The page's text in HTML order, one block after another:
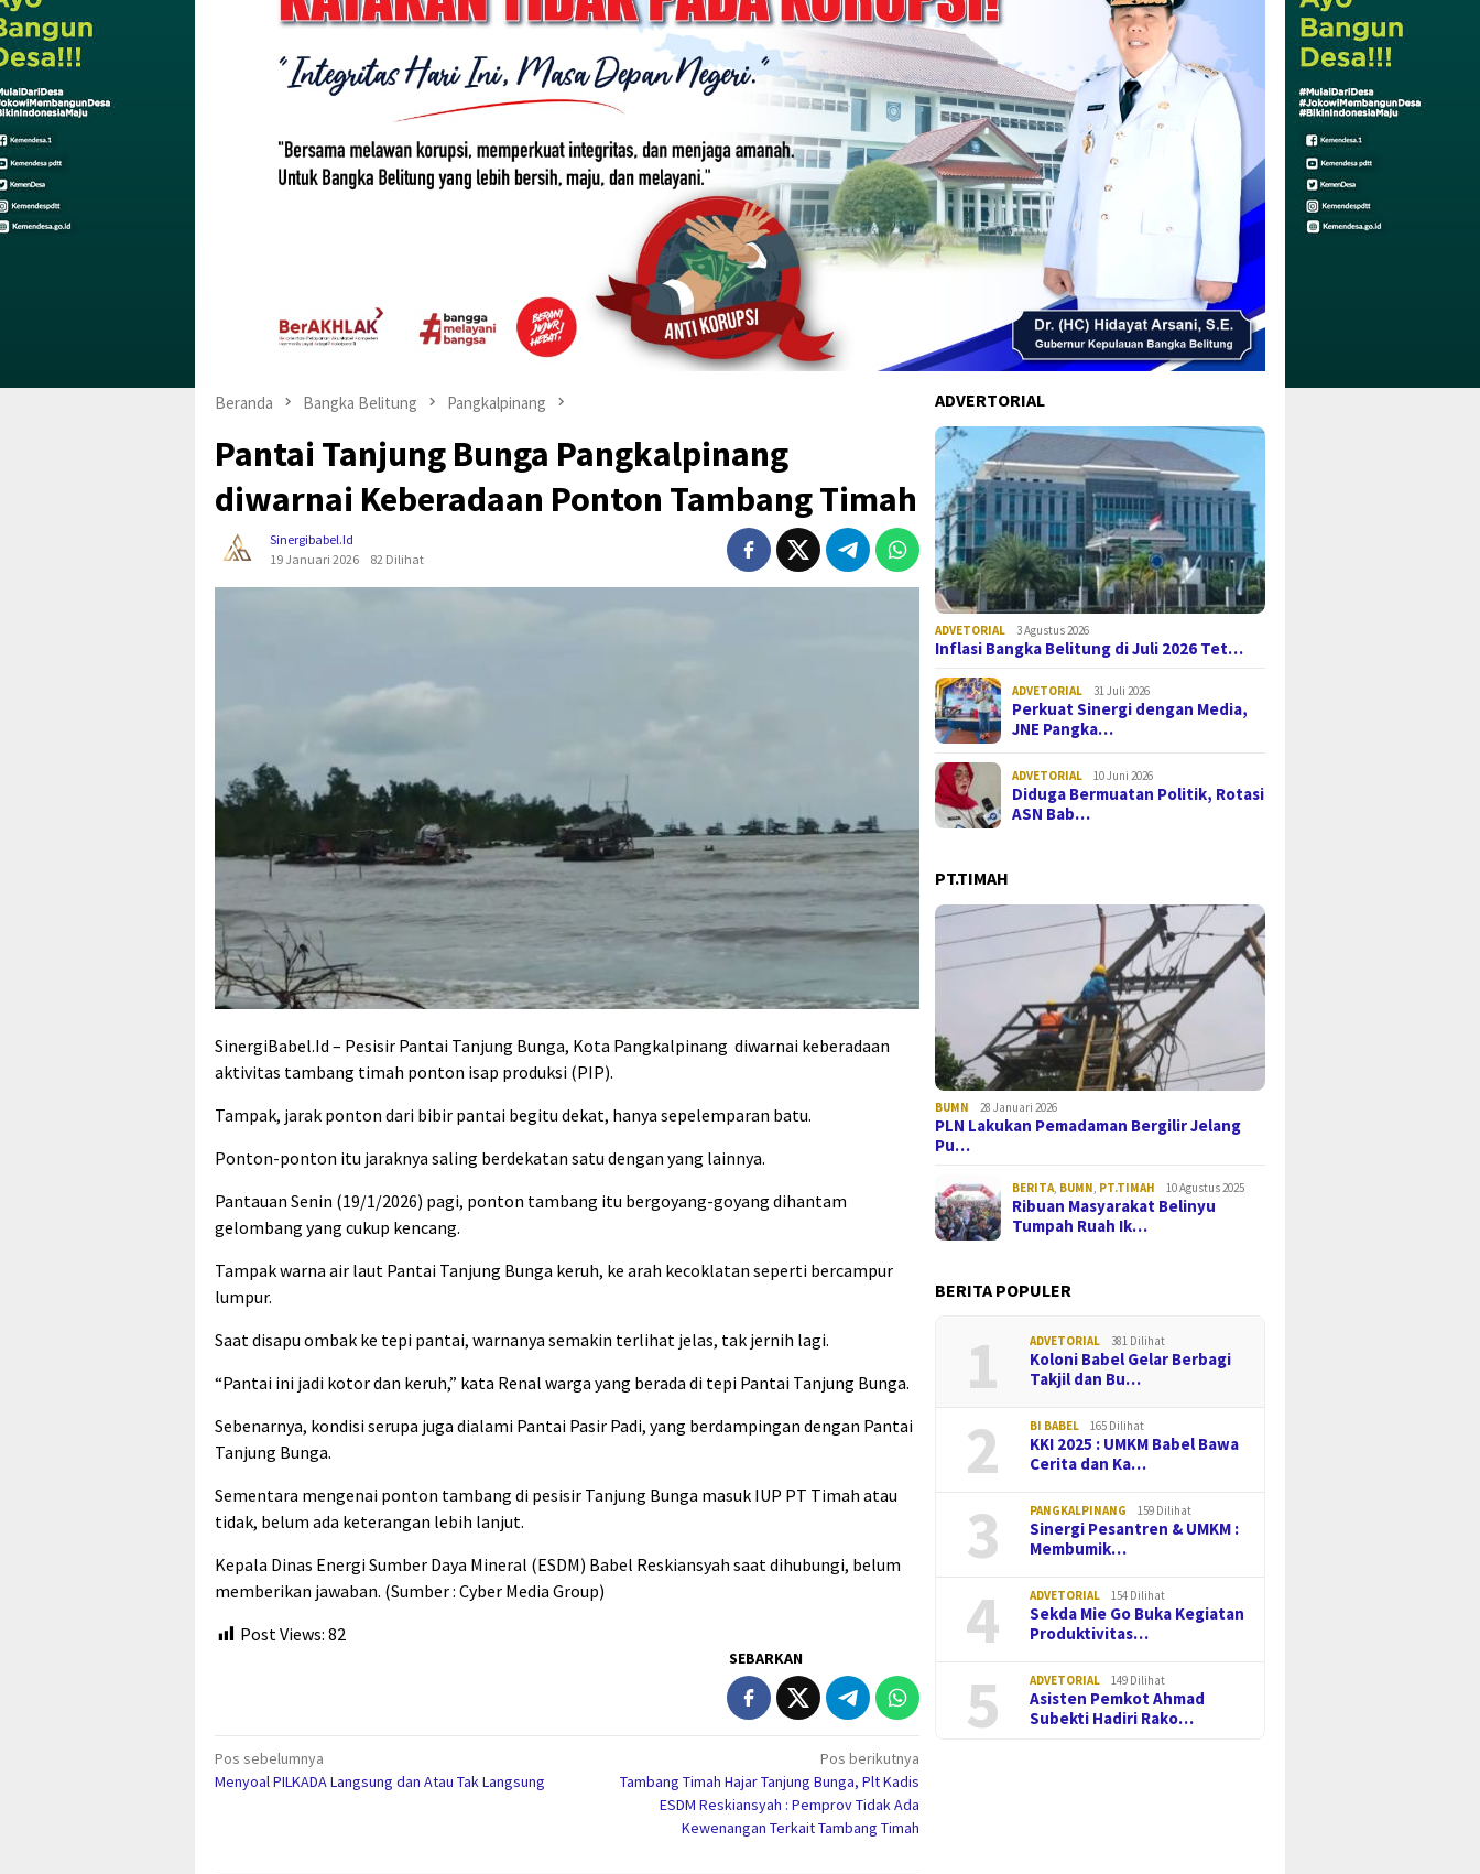
Beranda Bangka Belitung Pangkalpinang
Pantai Tanjung Bunga Pangkalpinang
diwarnai Keberadaan Ponton Tambang Timah
Sinergibabel.id
19 Januari 2026
82 Dilihat
SinergiBabel.Id – Pesisir Pantai Tanjung Bunga, Kota Pangkalpinang diwarnai keberadaan
aktivitas tambang timah ponton isap produksi (PIP).
Tampak, jarak ponton dari bibir pantai begitu dekat, hanya sepelemparan batu.
Ponton-ponton itu jaraknya saling berdekatan satu dengan yang lainnya.
Pantauan Senin (19/1/2026) pagi, ponton tambang itu bergoyang-goyang dihantam
gelombang yang cukup kencang.
Tampak warna air laut Pantai Tanjung Bunga keruh, ke arah kecoklatan seperti bercampur
lumpur.
Saat disapu ombak ke tepi pantai, warnanya semakin terlihat jelas, tak jernih lagi.
“Pantai ini jadi kotor dan keruh,” kata Renal warga yang berada di tepi Pantai Tanjung Bunga.
Sebenarnya, kondisi serupa juga dialami Pantai Pasir Padi, yang berdampingan dengan Pantai
Tanjung Bunga.
Sementara mengenai ponton tambang di pesisir Tanjung Bunga masuk IUP PT Timah atau
tidak, belum ada keterangan lebih lanjut.
Kepala Dinas Energi Sumber Daya Mineral (ESDM) Babel Reskiansyah saat dihubungi, belum
memberikan jawaban. (Sumber : Cyber Media Group)
Post Views: 82
SEBARKAN
Navigasi
pos
Pos sebelumnya
Menyoal PILKADA Langsung dan Atau Tak Langsung
Pos berikutnya
Tambang Timah Hajar Tanjung Bunga, Plt Kadis
ESDM Reskiansyah : Pemprov Tidak Ada
Kewenangan Terkait Tambang Timah
ADVERTORIAL
ADVETORIAL 3 Agustus 2026
Inflasi Bangka Belitung di Juli 2026 Tet…
ADVETORIAL 31 Juli 2026
Perkuat Sinergi dengan Media,
JNE Pangka…
ADVETORIAL 10 Juni 2026
Diduga Bermuatan Politik, Rotasi
ASN Bab…
PT.TIMAH
BUMN 28 Januari 2026
PLN Lakukan Pemadaman Bergilir Jelang
Pu…
BERITA, BUMN, PT.TIMAH 10 Agustus 2025
Ribuan Masyarakat Belinyu
Tumpah Ruah Ik…
BERITA POPULER
1 ADVETORIAL 381 Dilihat
Koloni Babel Gelar Berbagi
Takjil dan Bu…
2 BI BABEL 165 Dilihat
KKI 2025 : UMKM Babel Bawa
Cerita dan Ka…
3 PANGKALPINANG 159 Dilihat
Sinergi Pesantren & UMKM :
Membumik…
4 ADVETORIAL 154 Dilihat
Sekda Mie Go Buka Kegiatan
Produktivitas…
5 ADVETORIAL 149 Dilihat
Asisten Pemkot Ahmad
Subekti Hadiri Rako…